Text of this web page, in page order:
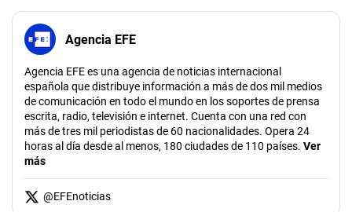
Agencia EFE
Agencia EFE es una agencia de noticias internacional
española que distribuye información a más de dos mil medios
de comunicación en todo el mundo en los soportes de prensa
escrita, radio, televisión e internet. Cuenta con una red con
más de tres mil periodistas de 60 nacionalidades. Opera 24
horas al día desde al menos, 180 ciudades de 110 países. Ver
más
@EFEnoticias